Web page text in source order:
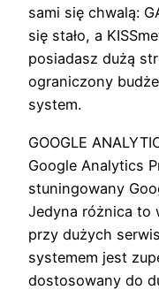
sami się chwalą:
się stało, a
posiadasz dużą
ograniczony
system.
GOOGLE
Google Analytics
stuningowany
Jedyna różnica to
przy dużych
systemem jest
dostosowany do